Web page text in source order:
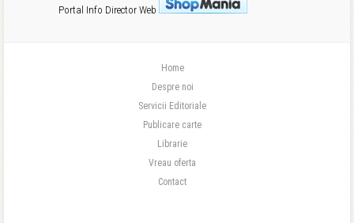
Portal Info Director Web
Home
Despre noi
Servicii Editoriale
Publicare carte
Librarie
Vreau oferta
Contact